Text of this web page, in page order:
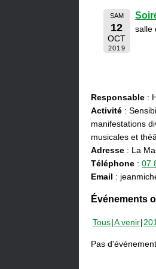
SAM
12
OCT
2019
salle
Responsable :
Activité :
manifestations
musicales et
Adresse : La
Téléphone : 07
Email :
Événements
Tous A venir
Pas